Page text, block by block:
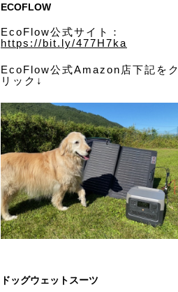
ECOFLOW
EcoFlow公式サイト：
https://bit.ly/477H7ka
EcoFlow公式Amazon店下記をク
リック↓
ドッグウェットスーツ